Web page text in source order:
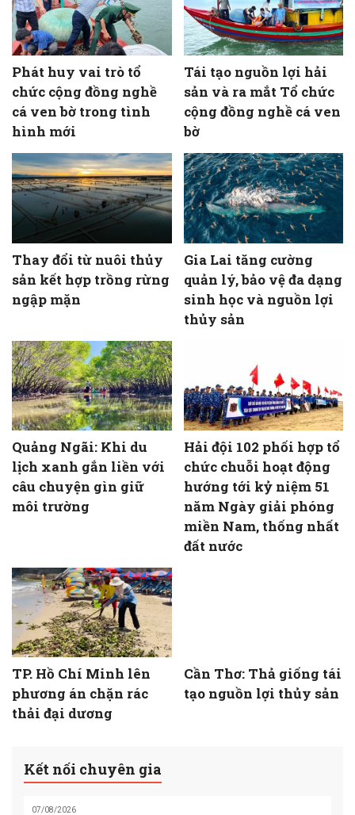
Phát huy vai trò tổ
chức cộng đồng nghề
cá ven bờ trong tình
hình mới
Tái tạo nguồn lợi hải
sản và ra mắt Tổ chức
cộng đồng nghề cá ven
bờ
Thay đổi từ nuôi thủy
sản kết hợp trồng rừng
ngập mặn
Gia Lai tăng cường
quản lý, bảo vệ đa dạng
sinh học và nguồn lợi
thủy sản
Quảng Ngãi: Khi du
lịch xanh gắn liền với
câu chuyện gìn giữ
môi trường
Hải đội 102 phối hợp tổ
chức chuỗi hoạt động
hướng tới kỷ niệm 51
năm Ngày giải phóng
miền Nam, thống nhất
đất nước
TP. Hồ Chí Minh lên
phương án chặn rác
thải đại dương
Cần Thơ: Thả giống tái
tạo nguồn lợi thủy sản
Kết nối chuyên gia
07/08/2026